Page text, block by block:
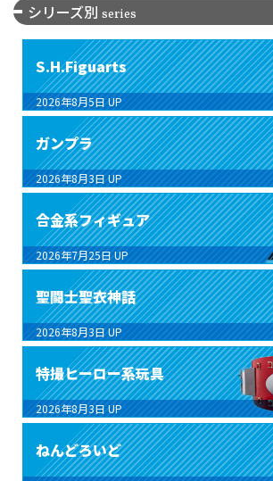
シリーズ別 series
S.H.Figuarts
2026年8月5日 UP
ガンプラ
2026年8月3日 UP
合金系フィギュア
2026年7月25日 UP
聖闘士聖衣神話
2026年8月3日 UP
特撮ヒーロー系玩具
2026年8月3日 UP
ねんどろいど